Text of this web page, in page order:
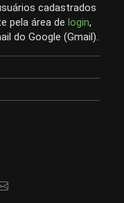
cadastrados
pela área de login,
do Google (Gmail).